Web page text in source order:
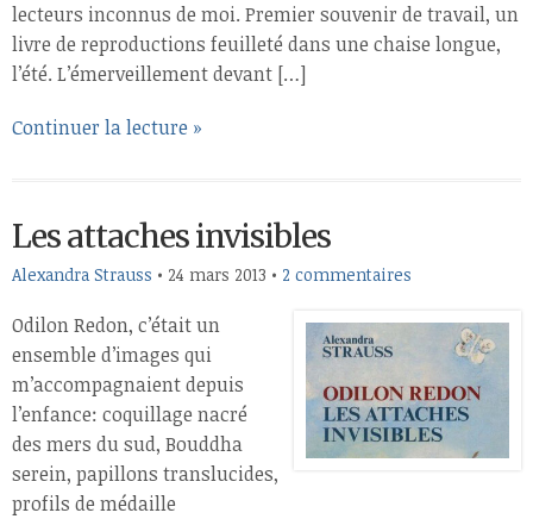
lecteurs inconnus de moi. Premier souvenir de travail, un
livre de reproductions feuilleté dans une chaise longue,
l’été. L’émerveillement devant […]
Continuer la lecture »
Les attaches invisibles
Alexandra Strauss • 24 mars 2013 • 2 commentaires
Odilon Redon, c’était un
ensemble d’images qui
m’accompagnaient depuis
l’enfance: coquillage nacré
des mers du sud, Bouddha
serein, papillons translucides,
profils de médaille